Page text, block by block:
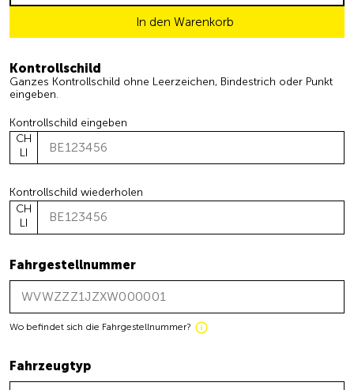
In den Warenkorb
Kontrollschild
Ganzes Kontrollschild ohne Leerzeichen, Bindestrich oder Punkt
eingeben.
Kontrollschild eingeben
CH
LI
Kontrollschild wiederholen
CH
LI
Fahrgestellnummer
Wo befindet sich die Fahrgestellnummer?
Fahrzeugtyp